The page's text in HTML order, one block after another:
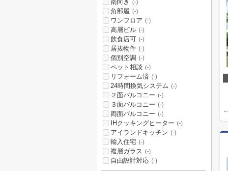
南向き (-)
角部屋 (-)
ワンフロア (-)
高層ビル (-)
飲食店可 (-)
居抜物件 (-)
個別空調 (-)
ペット相談 (-)
リフォーム済 (-)
24時間換気システム (-)
２面バルコニー (-)
３面バルコニー (-)
両面バルコニー (-)
IHクッキングヒーター (-)
アイランドキッチン (-)
輸入住宅 (-)
複層ガラス (-)
自由設計対応 (-)